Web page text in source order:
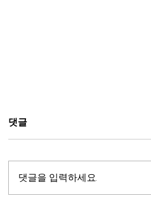
지난 24시간에 개발된 20개
충격적인 힐러리 스캔들
연방 수사국 (FBI)이 클린턴을
수사하겠다고 발표하고 거의 매
댓글
댓글을 입력하세요.